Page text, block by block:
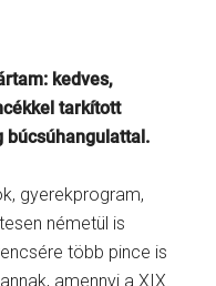
kedves,
tarkított
búcsúhangulattal.
gyerekprogram,
németül is
több pince is
amennyi a XIX.